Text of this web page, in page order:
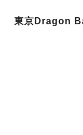
東京Dragon